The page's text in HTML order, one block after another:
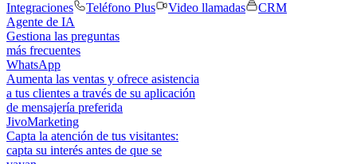
Integraciones
Teléfono Plus Video llamadas
CRM
Agente de IA
Gestiona las preguntas
más frecuentes
WhatsApp
Aumenta las ventas y ofrece asistencia
a tus clientes a través de su aplicación
de mensajería preferida
JivoMarketing
Capta la atención de tus visitantes:
capta su interés antes de que se